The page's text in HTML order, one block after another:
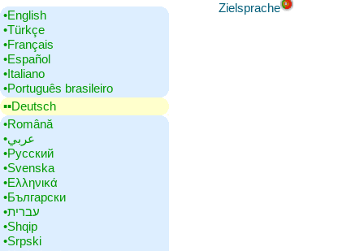
•‎English
•‎Türkçe
•‎Français
•‎Español
•‎Italiano
•‎Português brasileiro
▪▪‎Deutsch
•‎Română
•‎عربي
•‎Русский
•‎Svenska
•‎Ελληνικά
•‎Български
•‎עברית
•‎Shqip
•‎Srpski
Zielsprache